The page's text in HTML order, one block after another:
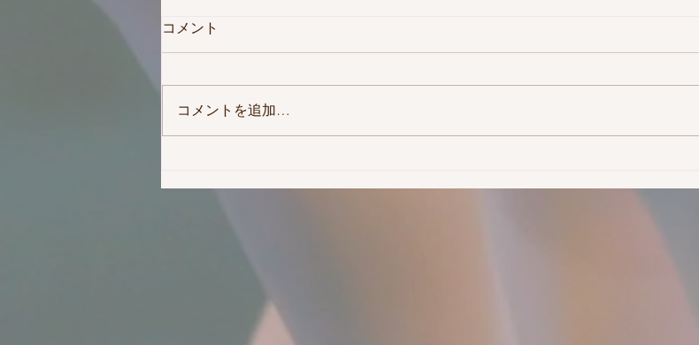
講習会
下見のスケジュールが発表さ
コメント
コメントを追加…